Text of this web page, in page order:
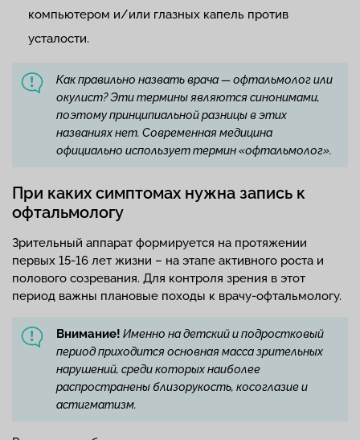
компьютером и/или глазных капель против
усталости.
Как правильно назвать врача — офтальмолог или
окулист? Эти термины являются синонимами,
поэтому принципиальной разницы в этих
названиях нет. Современная медицина
официально использует термин «офтальмолог».
При каких симптомах нужна запись к
офтальмологу
Зрительный аппарат формируется на протяжении
первых 15-16 лет жизни – на этапе активного роста и
полового созревания. Для контроля зрения в этот
период важны плановые походы к врачу-офтальмологу.
Внимание! Именно на детский и подростковый
период приходится основная масса зрительных
нарушений, среди которых наиболее
распространены близорукость, косоглазие и
астигматизм.